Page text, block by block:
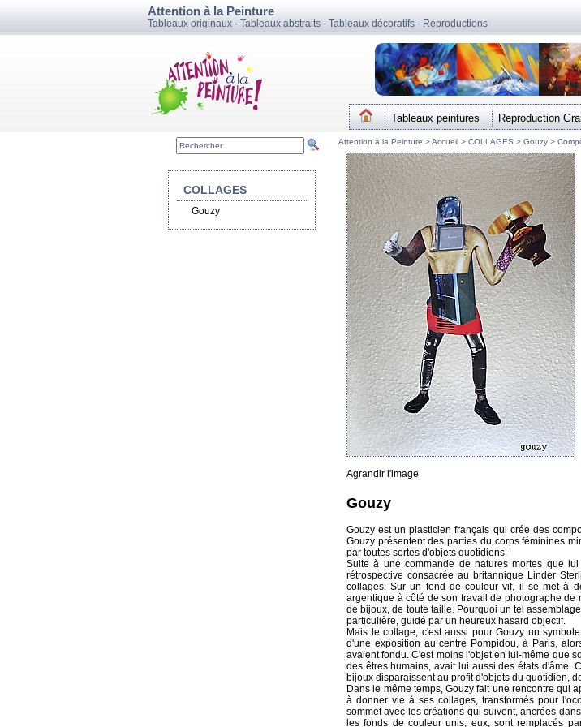
Attention à la Peinture
Tableaux originaux - Tableaux abstraits - Tableaux décoratifs - Reproductions
Tableaux peintures Reproduction
Attention à la Peinture >Accueil > COLLAGES > Gouzy >
Agrandir l'image
Gouzy
Gouzy est un plasticien français qui crée des
Gouzy présentent des parties du corps féminines
par toutes sortes d'objets quotidiens.
Suite à une commande de natures mortes que
rétrospective consacrée au britannique Linder
collages. Sur un fond de couleur vif, il se met à
argentique à côté de son travail de photographe
de bijoux, de toute taille. Pourquoi un tel
particulière, guidé par un heureux hasard objectif.
Mais le collage, c'est aussi pour Gouzy un
d'une exposition au centre Pompidou, à Paris,
avaient fondu. C'est moins l'objet en lui-même que
des êtres humains, avait lui aussi des états d'âme.
bijoux disparaissent au profit d'objets du quotidien,
Dans le même temps, Gouzy fait une rencontre qui
à donner vie à ses collages, transformés pour
sommet avec les créations qui suivent, ancrées
les fonds de couleur unis, eux, sont remplacés
COLLAGES
Gouzy